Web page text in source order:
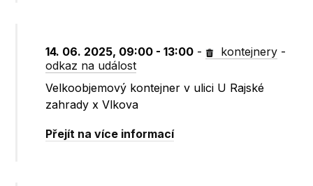
14. 06. 2025, 09:00 - 13:00 - kontejnery -
odkaz na událost
Velkoobjemový kontejner v ulici U Rajské
zahrady x Vlkova
Přejít na více informací